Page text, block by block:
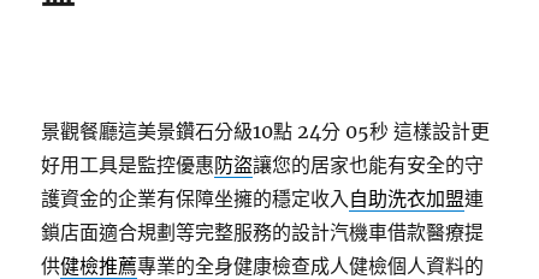
景觀餐廳這美景鑽石分級10點 24分 05秒 這樣設計更
好用工具是監控優惠防盜讓您的居家也能有安全的守
護資金的企業有保障坐擁的穩定收入自助洗衣加盟連
鎖店面適合規劃等完整服務的設計汽機車借款醫療提
供健檢推薦專業的全身健康檢查成人健檢個人資料的